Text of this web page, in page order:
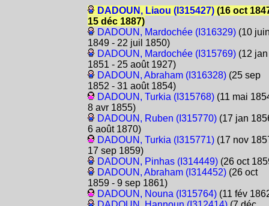
DADOUN, Liaou (I315427)(16 oct
15 déc 1887)
DADOUN, Mardochée (I316329)(10
1849 - 22 juil 1850)
DADOUN, Mardochée (I315769)(12 jan
1851 - 25 août 1927)
DADOUN, Abraham (I316328)(25 sep
1852 - 31 août 1854)
DADOUN, Turkia (I315768)(11 mai
8 avr 1855)
DADOUN, Ruben (I315770)(17 jan
6 août 1870)
DADOUN, Turkia (I315771)(17 nov
17 sep 1859)
DADOUN, Pinhas (I314449)(26 oct
DADOUN, Abraham (I314452)(26 oct
1859 - 9 sep 1861)
DADOUN, Nouna (I315764)(11 fév